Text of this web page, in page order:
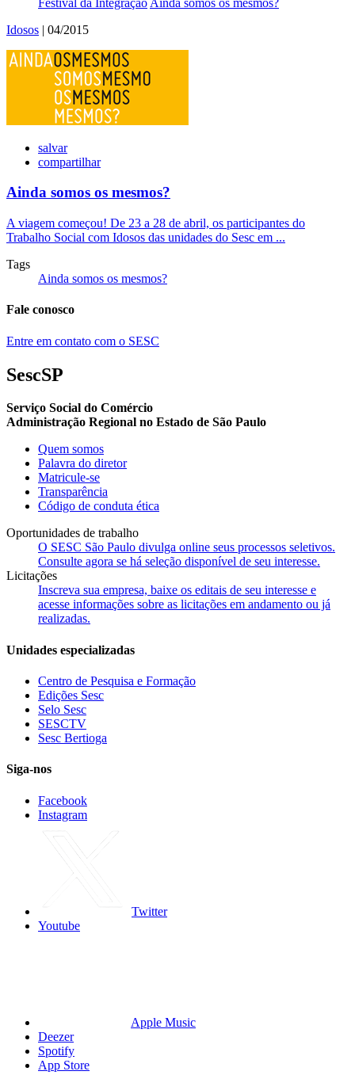
Idosos | 04/2015
salvar
compartilhar
Ainda somos os mesmos?
A viagem começou! De 23 a 28 de abril, os participantes do
Trabalho Social com Idosos das unidades do Sesc em ...
Tags
Ainda somos os mesmos?
Fale conosco
Entre em contato com o SESC
SescSP
Serviço Social do Comércio
Administração Regional no Estado de São Paulo
Quem somos
Palavra do diretor
Matricule-se
Transparência
Código de conduta ética
Oportunidades de trabalho
O SESC São Paulo divulga online seus processos seletivos.
Consulte agora se há seleção disponível de seu interesse.
Licitações
Inscreva sua empresa, baixe os editais de seu interesse e
acesse informações sobre as licitações em andamento ou já
realizadas.
Unidades especializadas
Centro de Pesquisa e Formação
Edições Sesc
Selo Sesc
SESCTV
Sesc Bertioga
Siga-nos
Facebook
Instagram
Twitter
Youtube
Apple Music
Deezer
Spotify
App Store